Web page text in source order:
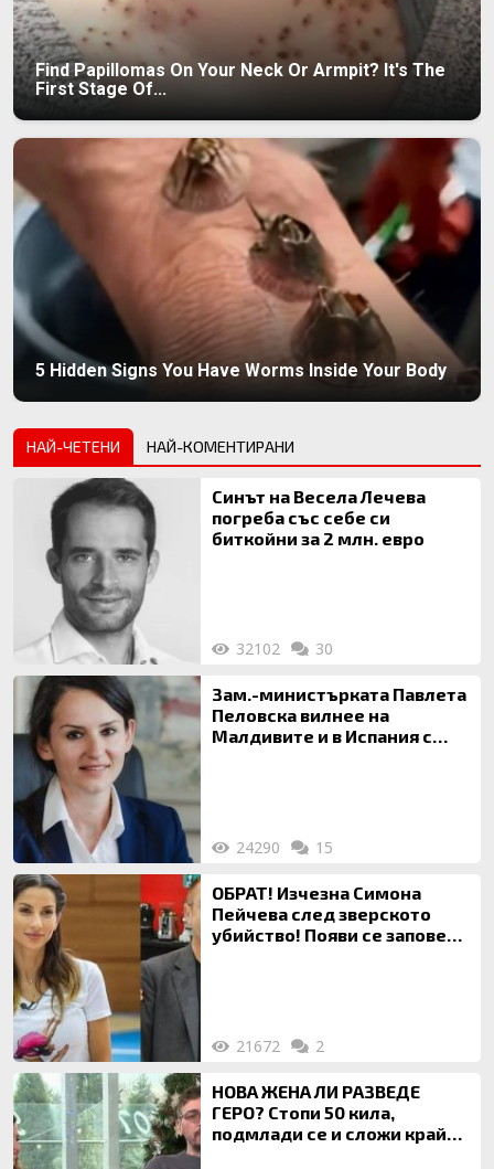
Find Papillomas On Your Neck Or Armpit? It's The
First Stage Of...
5 Hidden Signs You Have Worms Inside Your Body
НАЙ-ЧЕТЕНИ НАЙ-КОМЕНТИРАНИ
Синът на Весела Лечева
погреба със себе си
биткойни за 2 млн. евро
32102 30
Зам.-министърката Павлета
Пеловска вилнее на
Малдивите и в Испания с
24290 15
ОБРАТ! Изчезна Симона
Пейчева след зверското
убийство! Появи се заповед
21672 2
НОВА ЖЕНА ЛИ РАЗВЕДЕ
ГЕРО? Стопи 50 кила,
подмлади се и сложи край